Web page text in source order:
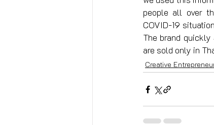
people all over
COVID-19
The brand quickly
are sold only in
Creative